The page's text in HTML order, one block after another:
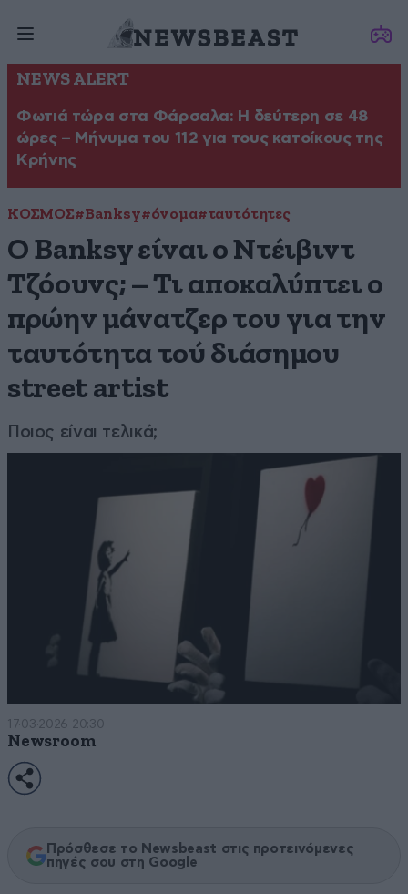
NEWS ALERT
Φωτιά τώρα στα Φάρσαλα: Η δεύτερη σε 48
ώρες – Μήνυμα του 112 για τους κατοίκους της
Κρήνης
ΚΟΣΜΟΣ#Banksy#όνομα#ταυτότητες
Ο Banksy είναι ο Ντέιβιντ
Τζόουνς; – Τι αποκαλύπτει ο
πρώην μάνατζερ του για την
ταυτότητα τού διάσημου
street artist
Ποιος είναι τελικά;
17·03·2026 20:30
Newsroom
Πρόσθεσε το Newsbeast στις προτεινόμενες
πηγές σου στη Google